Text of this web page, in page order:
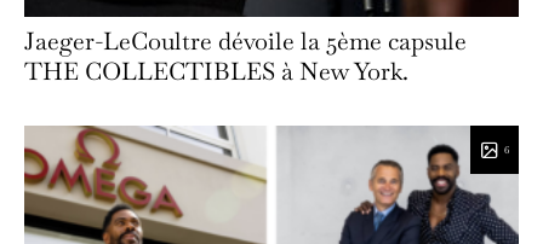
Jaeger-LeCoultre dévoile la 5ème capsule
THE COLLECTIBLES à New York.
6